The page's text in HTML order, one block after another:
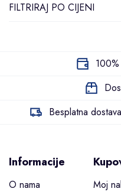
FILTRIRAJ PO CIJENI
Besplatna
Informacije
O nama
Moj